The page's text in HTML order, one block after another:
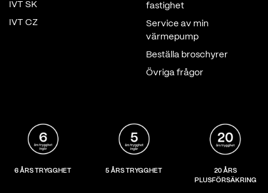
IVT SK
IVT CZ
fastighet
Service av min
värmepump
Beställa broschyrer
Övriga frågor
6 ÅRS TRYGGHET 5 ÅRS TRYGGHET
20 ÅRS
PLUSFÖRSÄKRING